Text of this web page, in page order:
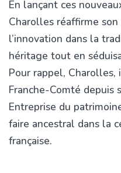
En lançant ces
Charolles réaffirme
l’innovation dans la
héritage tout en
Pour rappel,
Franche-Comté
Entreprise du
faire ancestral dans la
française.